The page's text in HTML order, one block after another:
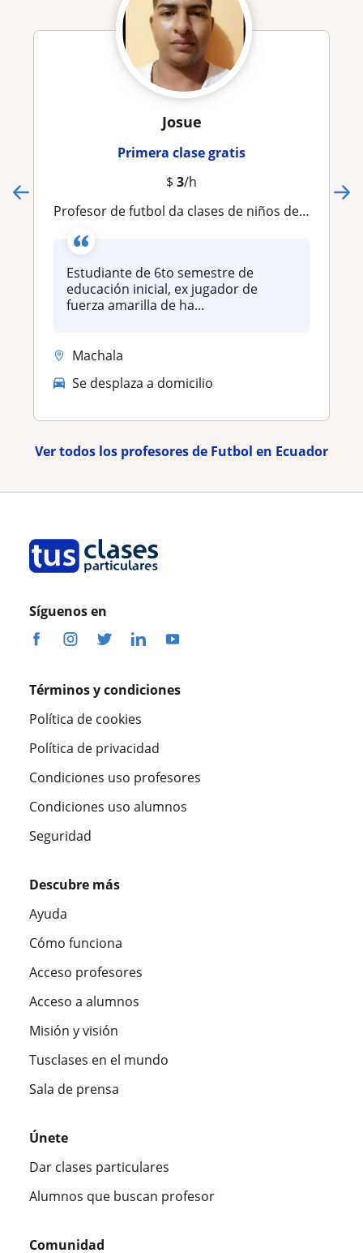
Josue
Primera clase gratis
$ 3/h
Profesor de futbol da clases de niños de 9 a 10 años
Estudiante de 6to semestre de
educación inicial, ex jugador de
fuerza amarilla de ha...
Machala
Se desplaza a domicilio
Ver todos los profesores de Futbol en Ecuador
Síguenos en
Términos y condiciones
Política de cookies
Política de privacidad
Condiciones uso profesores
Condiciones uso alumnos
Seguridad
Descubre más
Ayuda
Cómo funciona
Acceso profesores
Acceso a alumnos
Misión y visión
Tusclases en el mundo
Sala de prensa
Únete
Dar clases particulares
Alumnos que buscan profesor
Comunidad